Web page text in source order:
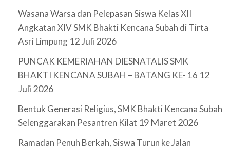
Wasana Warsa dan Pelepasan Siswa Kelas XII
Angkatan XIV SMK Bhakti Kencana Subah di Tirta
Asri Limpung 12 Juli 2026
PUNCAK KEMERIAHAN DIESNATALIS SMK
BHAKTI KENCANA SUBAH – BATANG KE- 16 12
Juli 2026
Bentuk Generasi Religius, SMK Bhakti Kencana Subah
Selenggarakan Pesantren Kilat 19 Maret 2026
Ramadan Penuh Berkah, Siswa Turun ke Jalan